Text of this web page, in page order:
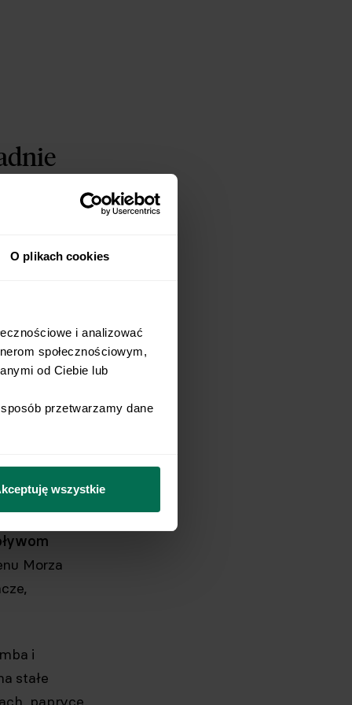
O plikach cookies
i analizować
społecznościowym,
od Ciebie lub
przetwarzamy dane
wszystkie
i
podstawą.
Morza
i
stałe